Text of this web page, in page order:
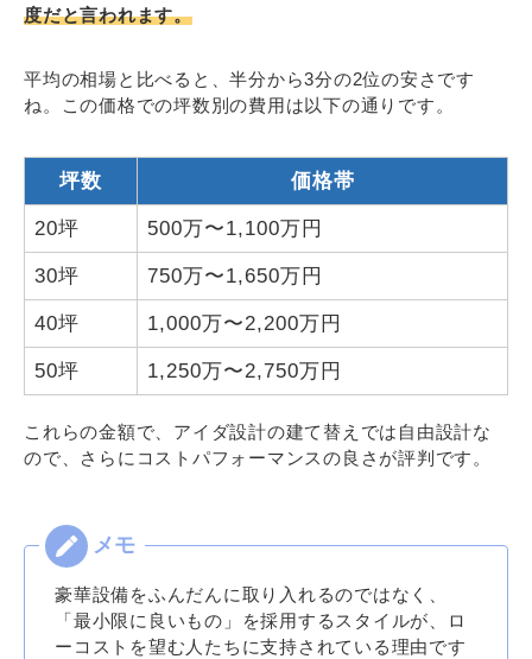
度だと言われます。
平均の相場と比べると、半分から3分の2位の安さです
ね。この価格での坪数別の費用は以下の通りです。
坪数 価格帯
20坪 500万〜1,100万円
30坪 750万〜1,650万円
40坪 1,000万〜2,200万円
50坪 1,250万〜2,750万円
これらの金額で、アイダ設計の建て替えでは自由設計な
ので、さらにコストパフォーマンスの良さが評判です。
豪華設備をふんだんに取り入れるのではなく、
「最小限に良いもの」を採用するスタイルが、ロ
ーコストを望む人たちに支持されている理由です